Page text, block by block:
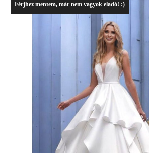
Férjhez mentem, már nem vagyok eladó! :)